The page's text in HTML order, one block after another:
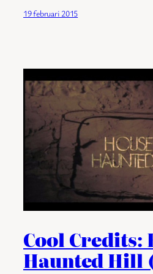
19 februari 2015
Cool Credits:
Haunted Hill